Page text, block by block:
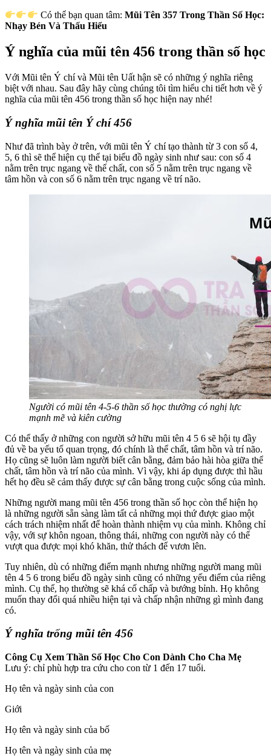
Có thể bạn quan tâm: Mũi Tên 357 Trong Thần Số Học:
Nhạy Bén Và Thấu Hiểu
Ý nghĩa của mũi tên 456 trong thần số học
Với Mũi tên Ý chí và Mũi tên Uất hận sẽ có những ý nghĩa riêng
biệt với nhau. Sau đây hãy cùng chúng tôi tìm hiểu chi tiết hơn về ý
nghĩa của mũi tên 456 trong thần số học hiện nay nhé!
Ý nghĩa mũi tên Ý chí456
Như đã trình bày ở trên, với mũi tên Ý chí tạo thành từ 3 con số 4,
5, 6 thì sẽ thể hiện cụ thể tại biểu đồ ngày sinh như sau: con số 4
nằm trên trục ngang về thể chất, con số 5 nằm trên trục ngang về
tâm hồn và con số 6 nằm trên trục ngang về trí não.
Người có mũi tên 4-5-6 thần số học thường có nghị lực
mạnh mẽ và kiên cường
Có thể thấy ở những con người sở hữu mũi tên 4 5 6 sẽ hội tụ đầy
đủ về ba yếu tố quan trọng, đó chính là thể chất, tâm hồn và trí não.
Họ cũng sẽ luôn làm người biết cân bằng, đảm bảo hài hòa giữa thể
chất, tâm hồn và trí não của mình. Vì vậy, khi áp dụng được thì hầu
hết họ đều sẽ cảm thấy được sự cân bằng trong cuộc sống của mình.
Những người mang mũi tên 456 trong thần số học còn thể hiện họ
là những người sẵn sàng làm tất cả những mọi thứ được giao một
cách trách nhiệm nhất để hoàn thành nhiệm vụ của mình. Không chỉ
vậy, với sự khôn ngoan, thông thái, những con người này có thể
vượt qua được mọi khó khăn, thử thách để vươn lên.
Tuy nhiên, dù có những điểm mạnh nhưng những người mang mũi
tên 4 5 6 trong biểu đồ ngày sinh cũng có những yếu điểm của riêng
mình. Cụ thể, họ thường sẽ khá cố chấp và bướng bỉnh. Họ không
muốn thay đổi quá nhiều hiện tại và chấp nhận những gì mình đang
có.
Ý nghĩa trống mũi tên 456
Công Cụ Xem Thần Số Học Cho Con Dành Cho Cha Mẹ
Lưu ý: chỉ phù hợp tra cứu cho con từ 1 đến 17 tuổi.
Họ tên và ngày sinh của con
Giới
Họ tên và ngày sinh của bố
Họ tên và ngày sinh của mẹ